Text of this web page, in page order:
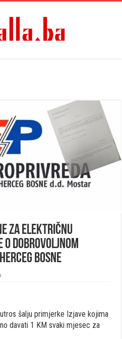
za električnu
o dobrovoljnom
Bosne
šalju primjerke Izjave kojima
davati 1 KM svaki mjesec za